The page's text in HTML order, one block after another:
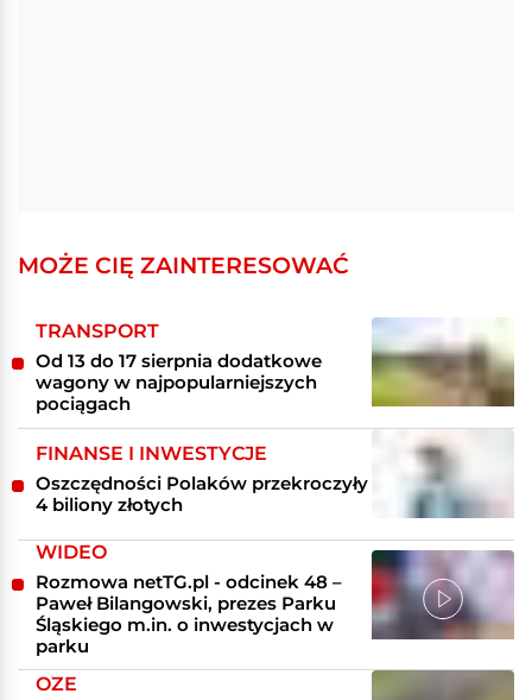
MOŻE CIĘ ZAINTERESOWAĆ
TRANSPORT
Od 13 do 17 sierpnia dodatkowe
wagony w najpopularniejszych
pociągach
FINANSE I INWESTYCJE
Oszczędności Polaków przekroczyły
4 biliony złotych
WIDEO
Rozmowa netTG.pl - odcinek 48 –
Paweł Bilangowski, prezes Parku
Śląskiego m.in. o inwestycjach w
parku
OZE